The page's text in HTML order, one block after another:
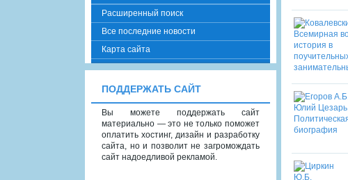
Расширенный поиск
Все последние новости
Карта сайта
ПОДДЕРЖАТЬ САЙТ
Вы можете поддержать сайт
материально — это не только поможет
оплатить хостинг, дизайн и разработку
сайта, но и позволит не загромождать
сайт надоедливой рекламой.